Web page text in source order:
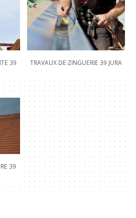
39
TRAVAUX DE ZINGUERIE 39 JURA
39